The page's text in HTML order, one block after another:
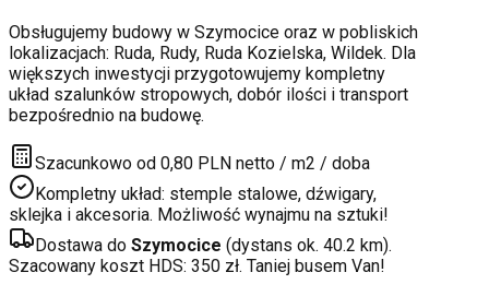
Obsługujemy budowy w Szymocice oraz w pobliskich
lokalizacjach: Ruda, Rudy, Ruda Kozielska, Wildek. Dla
większych inwestycji przygotowujemy kompletny
układ szalunków stropowych, dobór ilości i transport
bezpośrednio na budowę.
Szacunkowo od 0,80 PLN netto / m2 / doba
Kompletny układ: stemple stalowe, dźwigary,
sklejka i akcesoria. Możliwość wynajmu na sztuki!
Dostawa do Szymocice (dystans ok. 40.2 km).
Szacowany koszt HDS: 350 zł. Taniej busem Van!